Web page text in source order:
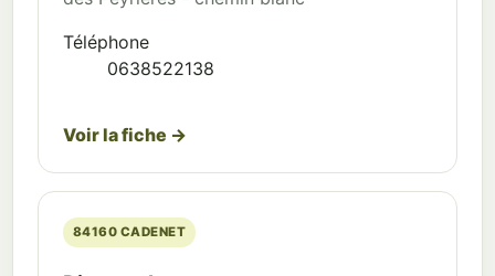
Téléphone
0638522138
Voir la fiche →
84160 CADENET